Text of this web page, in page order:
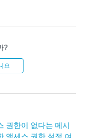
?
요
권한이 없다는 메시